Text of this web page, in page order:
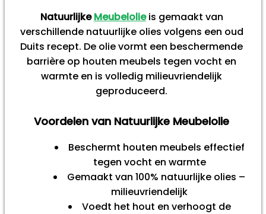
NatuurlijkeMeubelolieis gemaakt van
verschillende natuurlijke olies volgens een oud
Duits recept. De olie vormt een beschermende
barrière op houten meubels tegen vocht en
warmte en is volledig milieuvriendelijk
geproduceerd.
Voordelen van Natuurlijke Meubelolie
Beschermt houten meubels effectief
tegen vocht en warmte
Gemaakt van 100% natuurlijke olies –
milieuvriendelijk
Voedt het hout en verhoogt de